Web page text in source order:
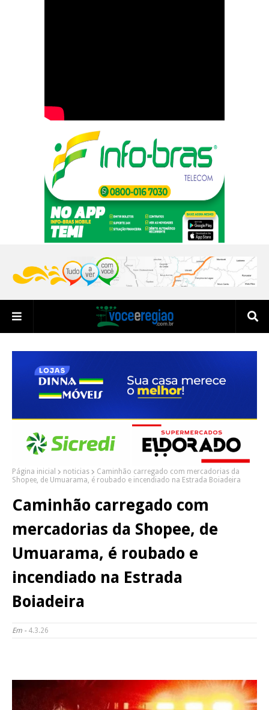
Página inicial noticias
Caminhão carregado com mercadorias da
Shopee, de Umuarama, é roubado e incendiado na Estrada Boiadeira
Caminhão carregado com
mercadorias da Shopee, de
Umuarama, é roubado e
incendiado na Estrada
Boiadeira
Em - 4.3.26